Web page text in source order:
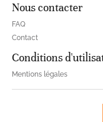
Nous contacter
FAQ
Contact
Conditions
Mentions légales